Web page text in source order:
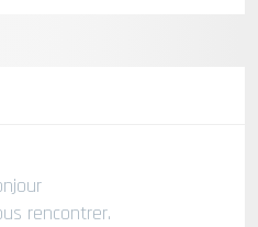
rencontrer.